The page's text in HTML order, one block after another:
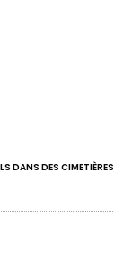
DANS DES CIMETIÈRES